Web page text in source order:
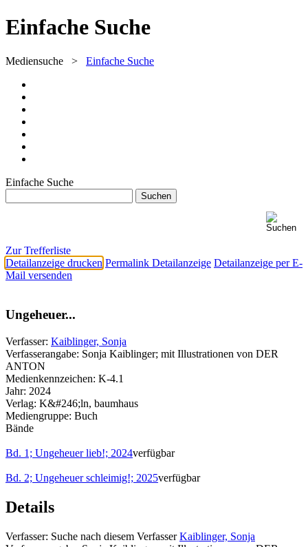
Einfache Suche
Mediensuche > Einfache Suche
Einfache Suche
Zur Trefferliste
Detailanzeige drucken Permalink Detailanzeige Detailanzeige per E-
Mail versenden
Ungeheuer...
Verfasser: Kaiblinger, Sonja
Verfasserangabe: Sonja Kaiblinger; mit Illustrationen von DER
ANTON
Medienkennzeichen: K-4.1
Jahr: 2024
Verlag: K&#246;ln, baumhaus
Mediengruppe: Buch
Bände
Bd. 1; Ungeheuer lieb!; 2024verfügbar
Bd. 2; Ungeheuer schleimig!; 2025verfügbar
Details
Verfasser: Suche nach diesem Verfasser Kaiblinger, Sonja